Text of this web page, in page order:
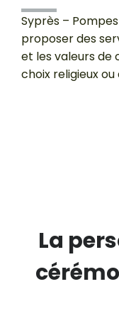
Syprès –
proposer des
et les valeurs de
choix religieux
La